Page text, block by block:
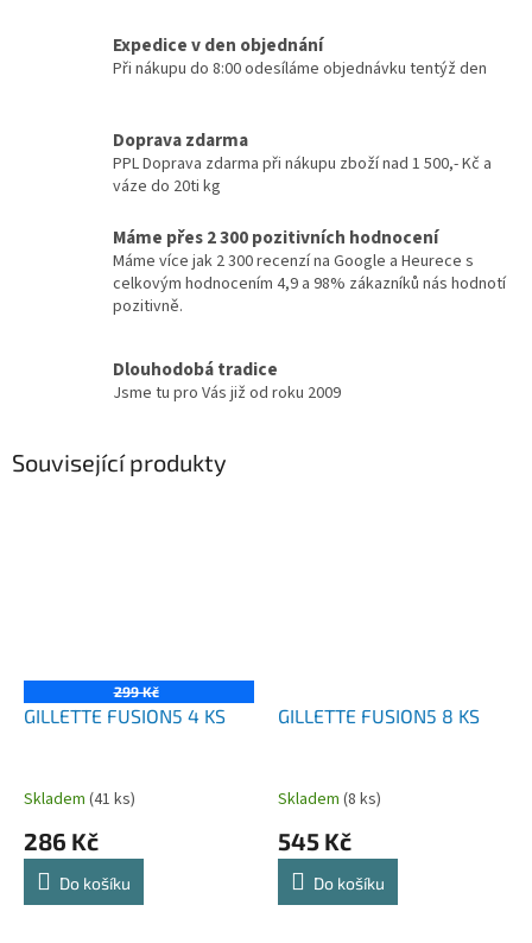
Expedice v den objednání
Při nákupu do 8:00 odesíláme objednávku tentýž den
Doprava zdarma
PPL Doprava zdarma při nákupu zboží nad 1 500,- Kč a
váze do 20ti kg
Máme přes 2 300 pozitivních hodnocení
Máme více jak 2 300 recenzí na Google a Heurece s
celkovým hodnocením 4,9 a 98% zákazníků nás hodnotí
pozitivně.
Dlouhodobá tradice
Jsme tu pro Vás již od roku 2009
Související produkty
299 Kč
GILLETTE FUSION5 4 KS
Skladem (41 ks)
286 Kč
Do košíku
GILLETTE FUSION5 8 KS
Skladem (8 ks)
545 Kč
Do košíku